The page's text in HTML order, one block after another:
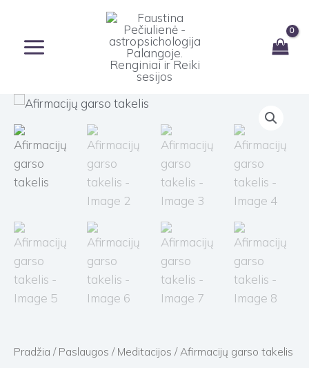
turinio
Pradžia / Paslaugos / Meditacijos / Afirmacijų garso takelis
produkto
kiekis:
Afirmacijų
garso
takelis